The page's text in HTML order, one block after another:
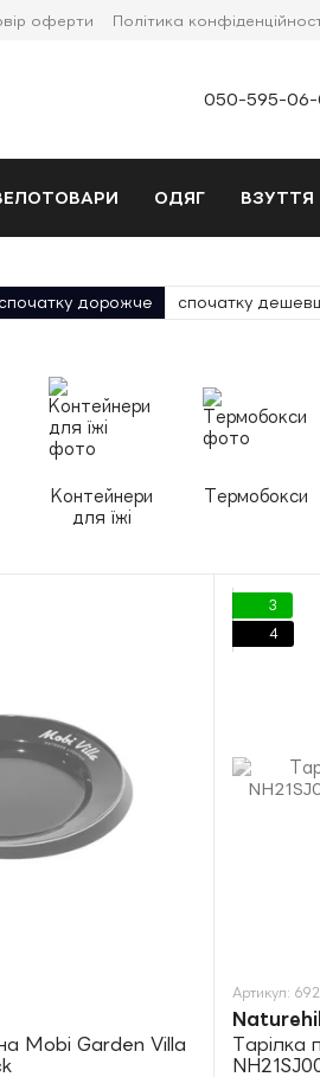
оферти Політика
050-595-06-
ОДЯГ ВЗУТТЯ
дорожче спочатку
Контейнери
для їжі
Термобокси
Mobi Garden Villa
3
4
Артикул:
Тарілка